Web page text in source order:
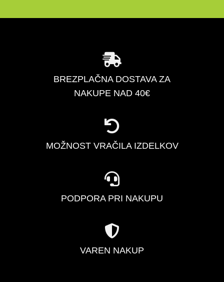
BREZPLAČNA DOSTAVA ZA
NAKUPE NAD 40€
MOŽNOST VRAČILA IZDELKOV
PODPORA PRI NAKUPU
VAREN NAKUP